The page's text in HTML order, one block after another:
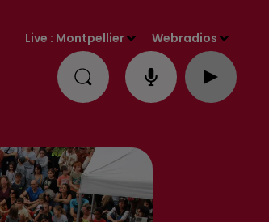
Live : Montpellier Webradios